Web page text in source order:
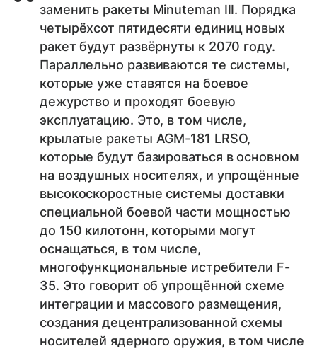
заменить ракеты Minuteman III. Порядка
четырёхсот пятидесяти единиц новых
ракет будут развёрнуты к 2070 году.
Параллельно развиваются те системы,
которые уже ставятся на боевое
дежурство и проходят боевую
эксплуатацию. Это, в том числе,
крылатые ракеты AGM-181 LRSO,
которые будут базироваться в основном
на воздушных носителях, и упрощённые
высокоскоростные системы доставки
специальной боевой части мощностью
до 150 килотонн, которыми могут
оснащаться, в том числе,
многофункциональные истребители F-
35. Это говорит об упрощённой схеме
интеграции и массового размещения,
создания децентрализованной схемы
носителей ядерного оружия, в том числе